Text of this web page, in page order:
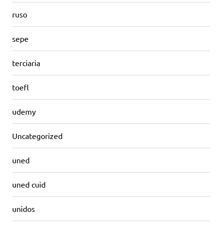
ruso
sepe
terciaria
toefl
udemy
Uncategorized
uned
uned cuid
unidos